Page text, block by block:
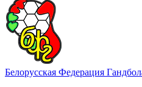
Белорусская Федерация